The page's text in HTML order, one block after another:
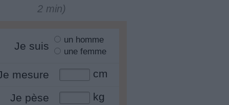
2 min)
Je suis
un homme
une femme
mesure cm
Je pèse
kg